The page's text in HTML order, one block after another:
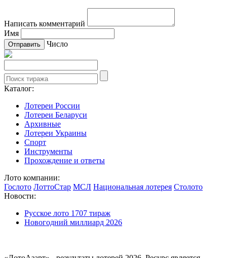
Написать комментарий
Имя
Число
Каталог:
Лотереи России
Лотереи Беларуси
Архивные
Лотереи Украины
Спорт
Инструменты
Прохождение и ответы
Лото компании:
Гослото ЛоттоСтар МСЛ Национальная лотерея Столото
Новости:
Русское лото 1707 тираж
Новогодний миллиард 2026